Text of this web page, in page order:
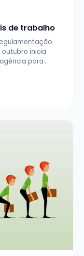
de trabalho
outubro inicia
para…